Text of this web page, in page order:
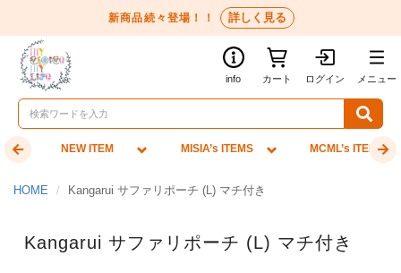
新商品続々登場！！ 詳しく見る
info カート ログイン メニュー
NEW ITEM MISIA’s ITEMS MCML’s ITEMS
HOME Kangarui サファリポーチ (L) マチ付き
Kangarui サファリポーチ (L) マチ付き